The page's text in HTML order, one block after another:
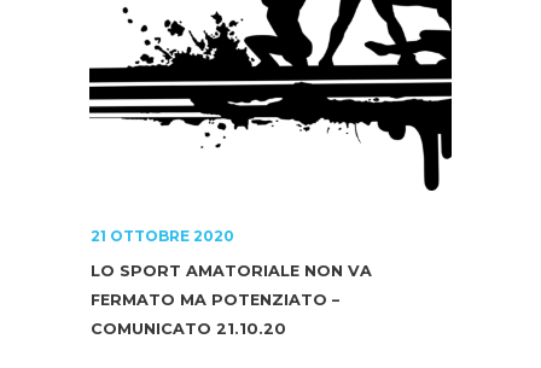
21 OTTOBRE 2020
LO SPORT AMATORIALE NON VA
FERMATO MA POTENZIATO –
COMUNICATO 21.10.20